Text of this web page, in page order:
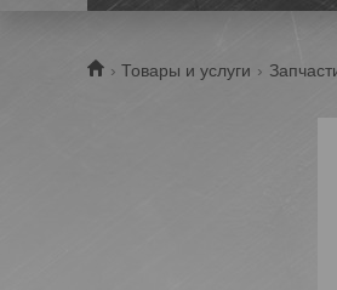
Товары и услуги